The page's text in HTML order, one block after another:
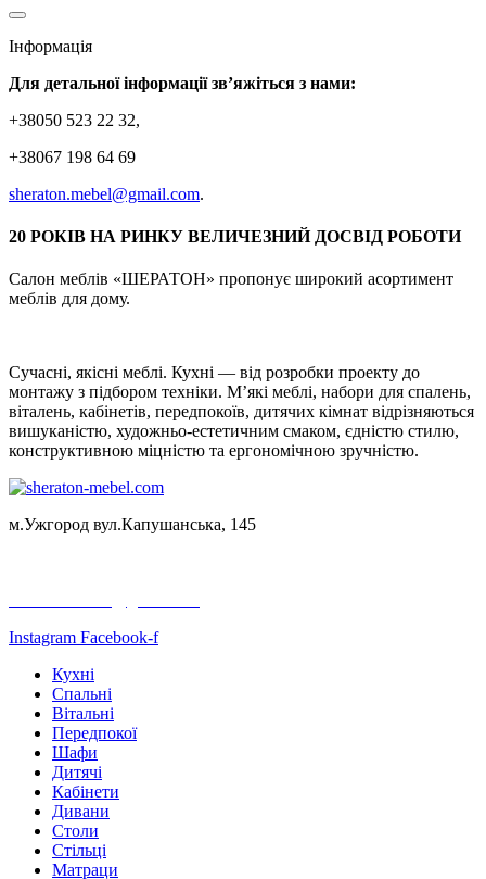
Інформація
Для детальної інформації зв’яжіться з нами:
+38050 523 22 32,
+38067 198 64 69
sheraton.mebel@gmail.com.
20 РОКІВ НА РИНКУ ВЕЛИЧЕЗНИЙ ДОСВІД РОБОТИ
Салон меблів «ШЕРАТОН» пропонує широкий асортимент
меблів для дому.
Сучасні, якісні меблі. Кухні — від розробки проекту до
монтажу з підбором техніки. М’які меблі, набори для спалень,
віталень, кабінетів, передпокоїв, дитячих кімнат відрізняються
вишуканістю, художньо-естетичним смаком, єдністю стилю,
конструктивною міцністю та ергономічною зручністю.
м.Ужгород вул.Капушанська, 145
Instagram Facebook-f
Кухні
Спальні
Вітальні
Передпокої
Шафи
Дитячі
Кабінети
Дивани
Столи
Стільці
Матраци